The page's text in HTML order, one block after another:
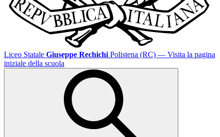
Liceo Statale Giuseppe Rechichi Polistena (RC) — Visita la pagina
iniziale della scuola